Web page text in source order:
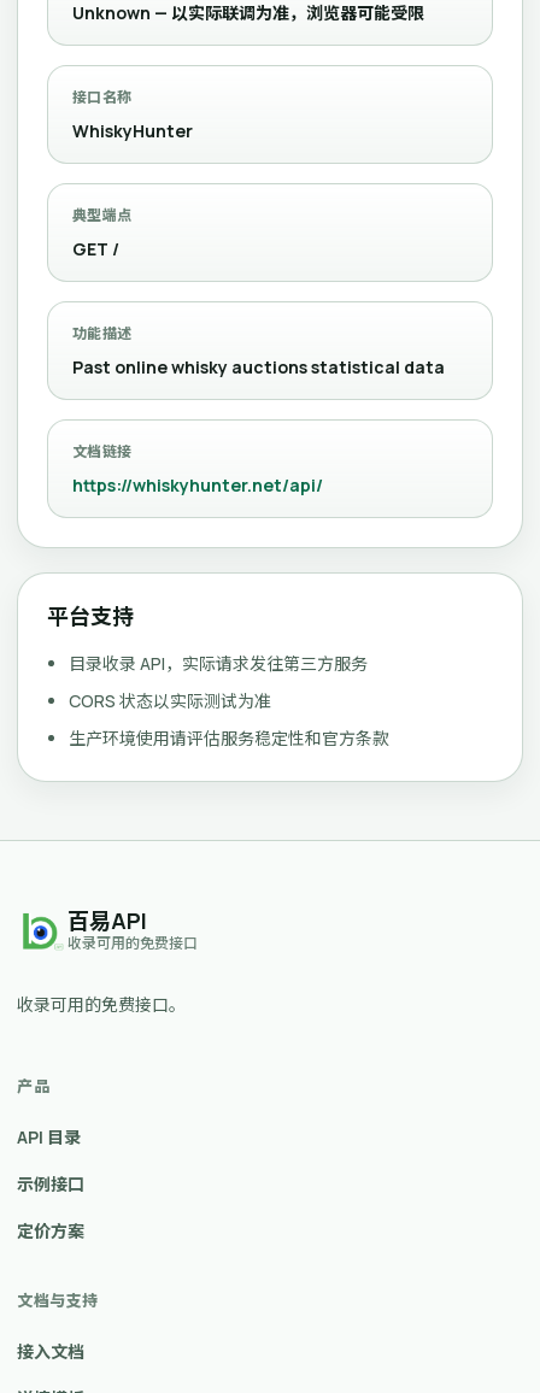
Unknown — 以实际联调为准，浏览器可能受限
接口名称
WhiskyHunter
典型端点
GET /
功能描述
Past online whisky auctions statistical data
文档链接
https://whiskyhunter.net/api/
平台支持
目录收录 API，实际请求发往第三方服务
CORS 状态以实际测试为准
生产环境使用请评估服务稳定性和官方条款
百易API
收录可用的免费接口
收录可用的免费接口。
产品
API 目录
示例接口
定价方案
文档与支持
接入文档